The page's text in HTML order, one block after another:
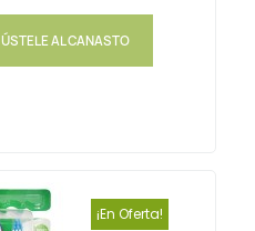
ÚSTELE AL CANASTO
¡En Oferta!